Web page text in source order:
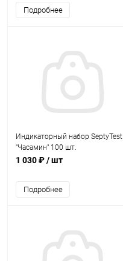
Подробнее
Индикаторный набор SeptyTest
"Часамин" 100 шт.
1 030 ₽/ шт
Подробнее